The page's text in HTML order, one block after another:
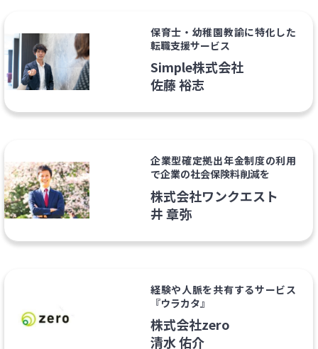
保育士・幼稚園教諭に特化した
転職支援サービス
Simple株式会社
佐藤 裕志
企業型確定拠出年金制度の利用
で企業の社会保険料削減を
株式会社ワンクエスト
井 章弥
経験や人脈を共有するサービス
『ウラカタ』
株式会社zero
清水 佑介